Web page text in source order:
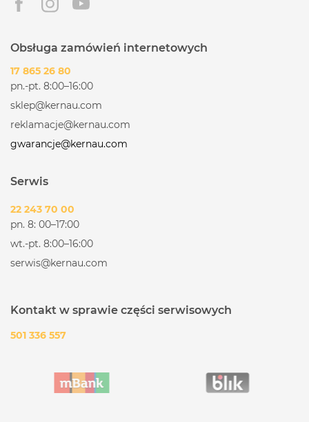
Obsługa zamówień internetowych
17 865 26 80
pn.-pt. 8:00–16:00
sklep@kernau.com
reklamacje@kernau.com
gwarancje@kernau.com
Serwis
22 243 70 00
pn. 8: 00–17:00
wt.-pt. 8:00–16:00
serwis@kernau.com
Kontakt w sprawie części serwisowych
501 336 557